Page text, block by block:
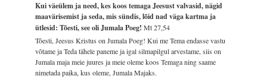
Kui väeülem ja need, kes koos temaga Jeesust valvasid, nägid
maavärisemist ja seda, mis sündis, lõid nad väga kartma ja
ütlesid: Tõesti, see oli Jumala Poeg!Mt 27,54
Tõesti, Jeesus Kristus on Jumala Poeg! Kui me Tema endasse vastu
võtame ja Teda tähele paneme ja igal silmapilgul arvestame, siis on
Jumala maja meie juures ja meie oleme koos Temaga ning saame
nimetada paika, kus oleme, Jumala Majaks.